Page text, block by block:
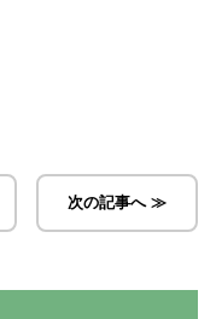
次の記事へ ≫